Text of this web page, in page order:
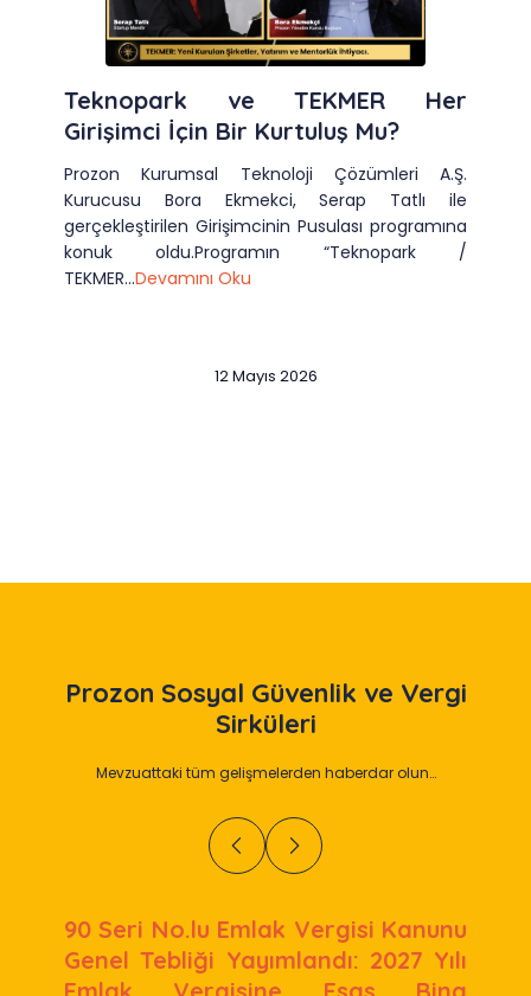
Teknopark ve TEKMER Her
Girişimci İçin Bir Kurtuluş Mu?
Prozon Kurumsal Teknoloji Çözümleri A.Ş.
Kurucusu Bora Ekmekci, Serap Tatlı ile
gerçekleştirilen Girişimcinin Pusulası programına
konuk oldu.Programın “Teknopark /
TEKMER...Devamını Oku
12 Mayıs 2026
Prozon Sosyal Güvenlik ve Vergi
Sirküleri
Mevzuattaki tüm gelişmelerden haberdar olun…
90 Seri No.lu Emlak Vergisi Kanunu
Genel Tebliği Yayımlandı: 2027 Yılı